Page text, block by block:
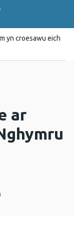
yn croesawu eich
ar